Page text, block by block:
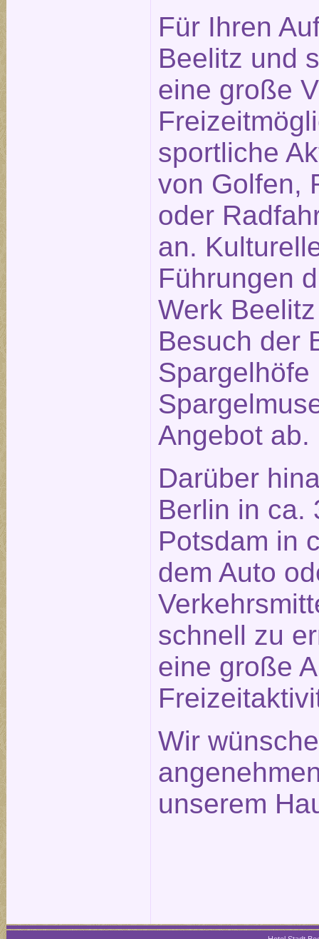
Für Ihren
Beelitz und
eine große
sportliche
von Golfen,
oder
an.
Führungen
Werk
Besuch der
Spargelhöfe
Angebot ab.
Darüber
Berlin in ca.
Potsdam in
dem Auto
schnell zu
eine große
Wir
unserem